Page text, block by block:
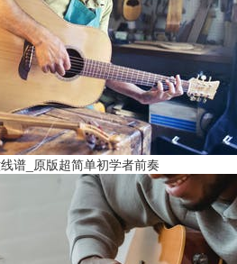
谱_原版超简单初学者前奏